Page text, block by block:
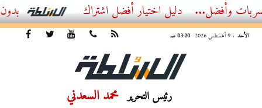
أفضل اشتراك IPTV بدون تقطيع 2026 – دليل المشاهد العصري
الأحد ، 9 أغسطس 2026 03:20 صـ
رئيس التحرير محمد السعدني